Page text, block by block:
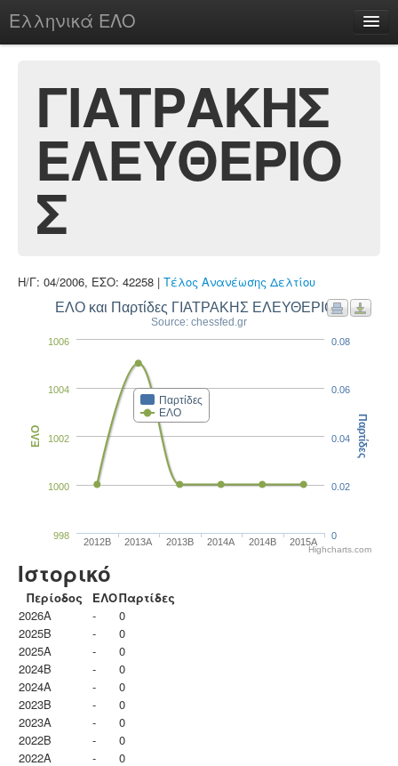
Ελληνικά ΕΛΟ
chesstu.be @ discord
Login
ΓΙΑΤΡΑΚΗΣ
ΕΛΕΥΘΕΡΙΟ
Σ
Η/Γ: 04/2006, ΕΣΟ: 42258 | Τέλος Ανανέωσης Δελτίου
ΕΛΟ και Παρτίδες ΓΙΑΤΡΑΚΗΣ ΕΛΕΥΘΕΡΙΟΣ
Source: chessfed.gr
Παρτίδες
ΕΛΟ
2012B 2013A 2013B 2014A 2014B 2015A
1000
1002
1004
1006
998
ΕΛΟ
0
0.02
0.04
0.06
0.08
Παρτίδες
Highcharts.com
Ιστορικό
Περίοδος ΕΛΟΠαρτίδες
2026A
-
0
2025B
-
0
2025A
-
0
2024B
-
0
2024A
-
0
2023B
-
0
2023Α
-
0
2022B
-
0
2022A
-
0